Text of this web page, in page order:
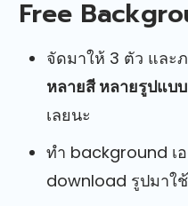
Free
จัดมาให้ 3 ตัว และ
หลายสี หลายรูปแบบ
เลยนะ
ทำ background เ
download รูปมาใช้